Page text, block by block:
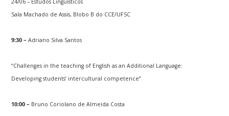
Sala Machado de Assis, Blobo B do CCE/UFSC
9:30 –Adriano Silva Santos
“Challenges in the teaching of English as an Additional Language:
Developing students’ intercultural competence”
10:00 – Bruno Coriolano de Almeida Costa